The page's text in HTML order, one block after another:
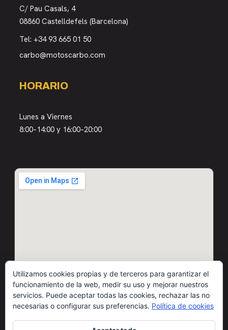
C/ Pau Casals, 4
08860 Castelldefels (Barcelona)
Tel: +34 93 665 01 50
carbo@motoscarbo.com
HORARIO
Lunes a Viernes
8:00–14:00 y 16:00–20:00
Utilizamos cookies propias y de terceros para garantizar el
funcionamiento de la web, medir su uso y mejorar nuestros
servicios. Puede aceptar todas las cookies, rechazar las no
necesarias o configurar sus preferencias. Política de cookies